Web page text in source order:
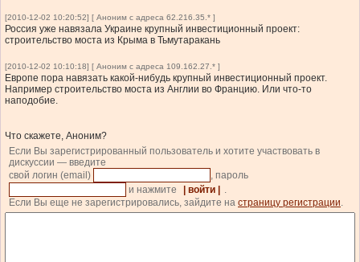
[2010-12-02 10:20:52] [ Аноним с адреса 62.216.35.* ]
Россия уже навязала Украине крупный инвестиционный проект:
строительство моста из Крыма в Тьмутаракань
[2010-12-02 10:10:18] [ Аноним с адреса 109.162.27.* ]
Европе пора навязать какой-нибудь крупный инвестиционный проект.
Например строительство моста из Англии во Францию. Или что-то
наподобие.
Что скажете, Аноним?
Если Вы зарегистрированный пользователь и хотите участвовать в
дискуссии — введите
свой логин (email)
, пароль
и нажмите
| войти |
Если Вы еще не зарегистрировались, зайдите на страницу регистрации